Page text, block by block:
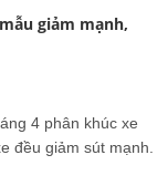
giảm mạnh,
4 phân khúc xe
đều giảm sút mạnh.